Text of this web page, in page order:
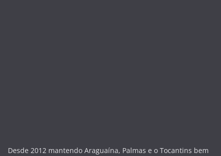
Desde 2012 mantendo Araguaína, Palmas e o Tocantins bem